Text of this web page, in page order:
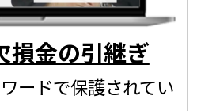
損金の引継ぎ
ードで保護されてい